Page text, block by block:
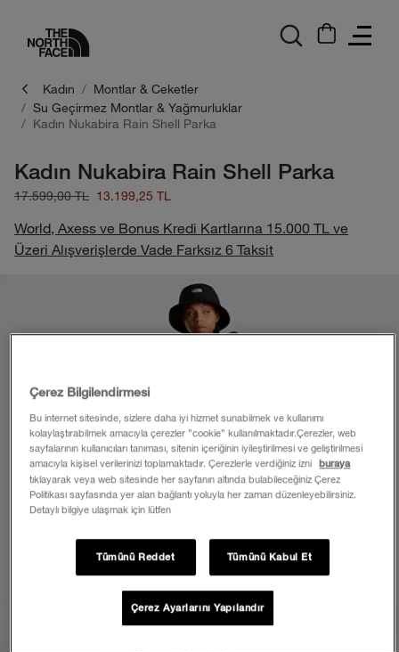
Kadın
Montlar & Ceketler
Su Geçirmez Montlar & Yağmurluklar
Kadın Nukabira Rain Shell Parka
Kadın Nukabira Rain Shell Parka
13.199,25 TL
17.599,00 TL
World, Axess ve Bonus Kredi Kartlarına 15.000 TL ve
Üzeri Alışverişlerde Vade Farksız 6 Taksit
Çerez Bilgilendirmesi
Bu internet sitesinde, sizlere daha iyi hizmet sunabilmek ve kullanımı
kolaylaştırabilmek amacıyla çerezler ”cookie” kullanılmaktadır.Çerezler, web
sayfalarının kullanıcıları tanıması, sitenin içeriğinin iyileştirilmesi ve geliştirilmesi
amacıyla kişisel verilerinizi toplamaktadır. Çerezlerle verdiğiniz izni
buraya
tıklayarak veya web sitesinde her sayfanın altında bulabileceğiniz Çerez
Politikası sayfasında yer alan bağlantı yoluyla her zaman düzenleyebilirsiniz.
Detaylı bilgiye ulaşmak için lütfen
Tümünü Reddet Tümünü Kabul Et
Çerez Ayarlarını Yapılandır